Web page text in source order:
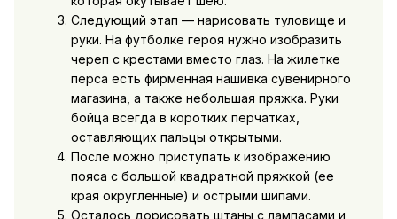
Следующий этап — нарисовать туловище и
руки. На футболке героя нужно изобразить
череп с крестами вместо глаз. На жилетке
перса есть фирменная нашивка сувенирного
магазина, а также небольшая пряжка. Руки
бойца всегда в коротких перчатках,
оставляющих пальцы открытыми.
После можно приступать к изображению
пояса с большой квадратной пряжкой (ее
края округленные) и острыми шипами.
Осталось дорисовать штаны с лампасами и